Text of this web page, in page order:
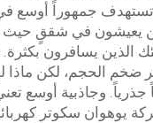
تستهدف جمهوراً أوسع
يعيشون في شققٍ
الذين يسافرون
ضخم الحجم، لكن ماذا
وجاذبية أوسع
سكوتر كهربائياً